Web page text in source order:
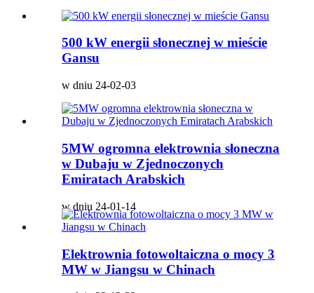
500 kW energii słonecznej w mieście
Gansu
w dniu 24-02-03
5MW ogromna elektrownia słoneczna
w Dubaju w Zjednoczonych
Emiratach Arabskich
w dniu 24-01-14
Elektrownia fotowoltaiczna o mocy 3
MW w Jiangsu w Chinach